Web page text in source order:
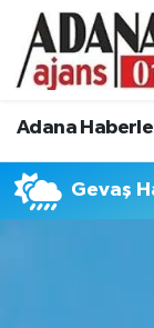
Adana
Gevaş
Adana
Spor
Adana
Adana